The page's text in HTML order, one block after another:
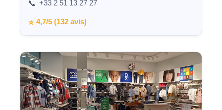
📞 +33 2 51 13 27 27
⭐ 4,7/5 (132 avis)